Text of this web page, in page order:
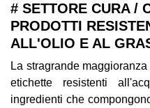
# SETTORE CURA /
PRODOTTI
ALL'OLIO E AL
La stragrande
etichette resistenti
ingredienti che